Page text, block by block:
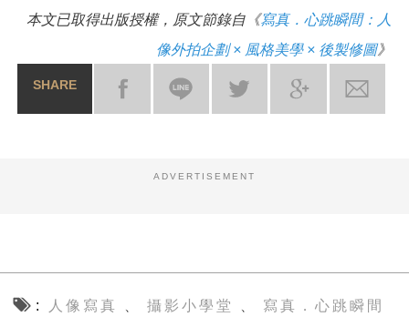
本文已取得出版授權，原文節錄自《寫真．心跳瞬間：人
像外拍企劃 × 風格美學 × 後製修圖》
SHARE
ADVERTISEMENT
人像寫真 、 攝影小學堂 、 寫真．心跳瞬間